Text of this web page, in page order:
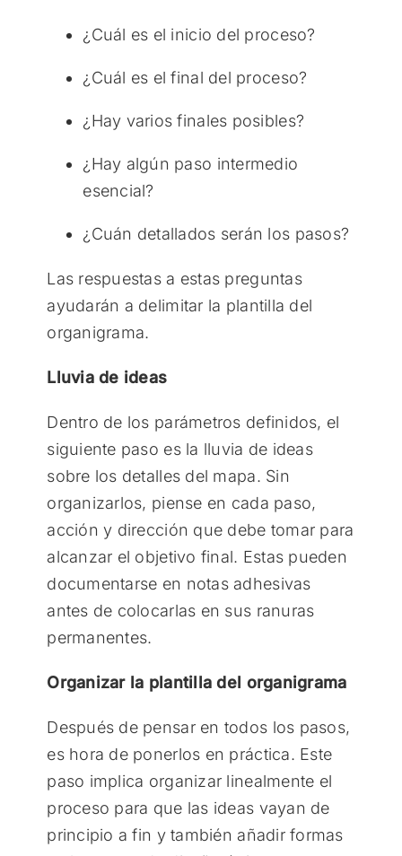
¿Cuál es el inicio del proceso?
¿Cuál es el final del proceso?
¿Hay varios finales posibles?
¿Hay algún paso intermedio
esencial?
¿Cuán detallados serán los pasos?
Las respuestas a estas preguntas
ayudarán a delimitar la plantilla del
organigrama.
Lluvia de ideas
Dentro de los parámetros definidos, el
siguiente paso es la lluvia de ideas
sobre los detalles del mapa. Sin
organizarlos, piense en cada paso,
acción y dirección que debe tomar para
alcanzar el objetivo final. Estas pueden
documentarse en notas adhesivas
antes de colocarlas en sus ranuras
permanentes.
Organizar la plantilla del organigrama
Después de pensar en todos los pasos,
es hora de ponerlos en práctica. Este
paso implica organizar linealmente el
proceso para que las ideas vayan de
principio a fin y también añadir formas